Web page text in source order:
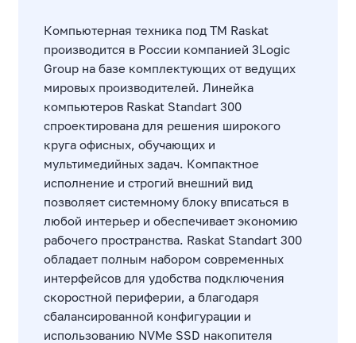
Компьютерная техника под ТМ Raskat
производится в России компанией 3Logic
Group на базе комплектующих от ведущих
мировых производителей. Линейка
компьютеров Raskat Standart 300
спроектирована для решения широкого
круга офисных, обучающих и
мультимедийных задач. Компактное
исполнение и строгий внешний вид
позволяет системному блоку вписаться в
любой интерьер и обеспечивает экономию
рабочего пространства. Raskat Standart 300
обладает полным набором современных
интерфейсов для удобства подключения
скоростной периферии, а благодаря
сбалансированной конфигурации и
использованию NVMe SSD накопителя